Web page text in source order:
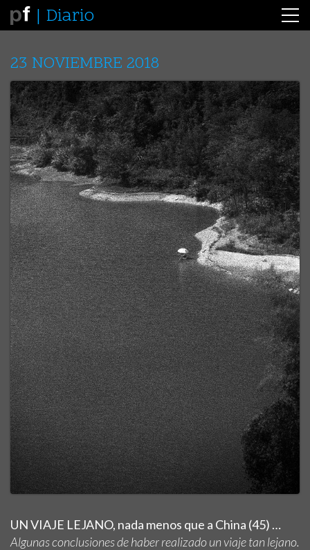
Diario
23 NOVIEMBRE 2018
UN VIAJE LEJANO, nada menos que a China (45) …
Algunasconclusiones de haber realizado un viaje tan lejano.